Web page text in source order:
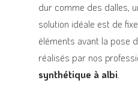
dur comme des dalles,
solution idéale est de
éléments avant la pose
réalisés par nos
synthétique à albi